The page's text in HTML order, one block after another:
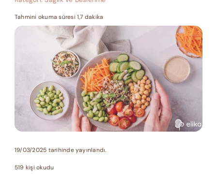
Tahmini okuma süresi 1,7 dakika
19/03/2025 tarihinde yayınlandı.
519 kişi okudu